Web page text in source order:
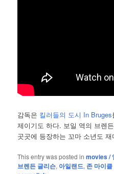
감독은 킬러들의 도시 In Bruges
제이기도 하다. 보일 역의 브
곳곳에 등장하는 꼬마 소년도 재
This entry was posted inmovies /
브렌든 글리슨, 아일랜드, 존 마이